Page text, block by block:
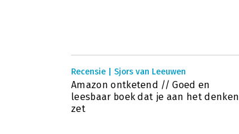
Recensie | Sjors van Leeuwen
Amazon ontketend // Goed en
leesbaar boek dat je aan het denken
zet